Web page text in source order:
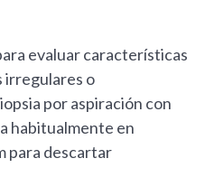
evaluar características
irregulares o
por aspiración con
habitualmente en
para descartar